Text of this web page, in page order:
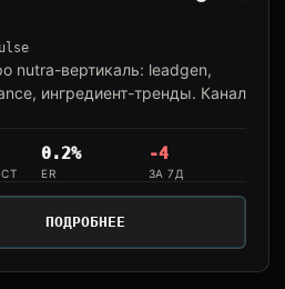
nutra-вертикаль: leadgen,
ингредиент-тренды. Канал
0.2%
ER
-4
ЗА 7Д
ПОДРОБНЕЕ